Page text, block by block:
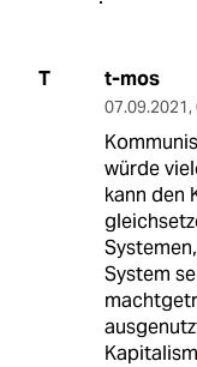
T t-mos
07.09.2021,
würde
kann den
System